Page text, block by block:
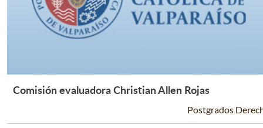
Leer Más +
Comisión evaluadora Christian Allen Rojas
Postgrados